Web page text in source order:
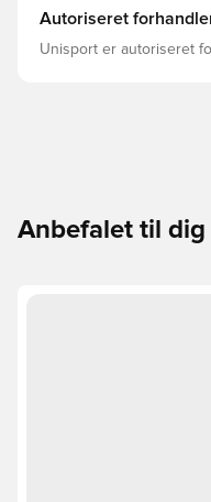
Autoriseret
Unisport er autoriseret
Anbefalet til dig